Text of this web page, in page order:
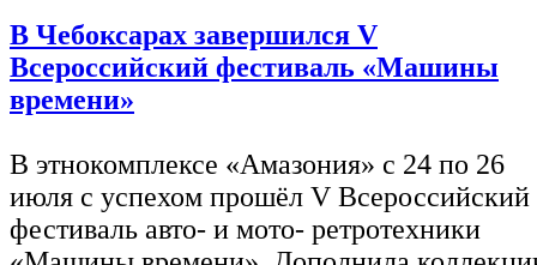
В Чебоксарах завершился V
Всероссийский фестиваль «Машины
времени»
В этнокомплексе «Амазония» с 24 по 26
июля с успехом прошёл V Всероссийский
фестиваль авто- и мото- ретротехники